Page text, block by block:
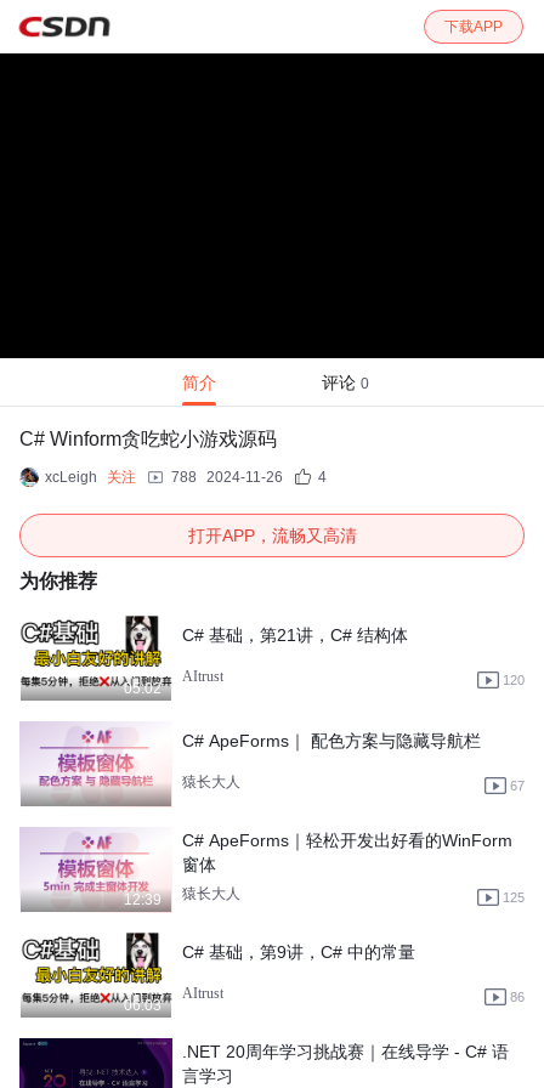
下载APP
简介 评论 0
C# Winform贪吃蛇小游戏源码
xcLeigh 关注 788 2024-11-26 4
打开APP，流畅又高清
为你推荐
05:02
C# 基础，第21讲，C# 结构体
AItrust 120
C# ApeForms｜ 配色方案与隐藏导航栏
猿长大人 67
12:39
C# ApeForms｜轻松开发出好看的WinForm
窗体
猿长大人 125
06:03
C# 基础，第9讲，C# 中的常量
AItrust 86
.NET 20周年学习挑战赛｜在线导学 - C# 语
言学习